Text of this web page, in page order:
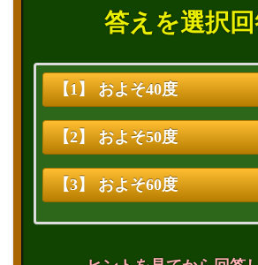
答えを選択回
【1】 およそ40度
【2】 およそ50度
【3】 およそ60度